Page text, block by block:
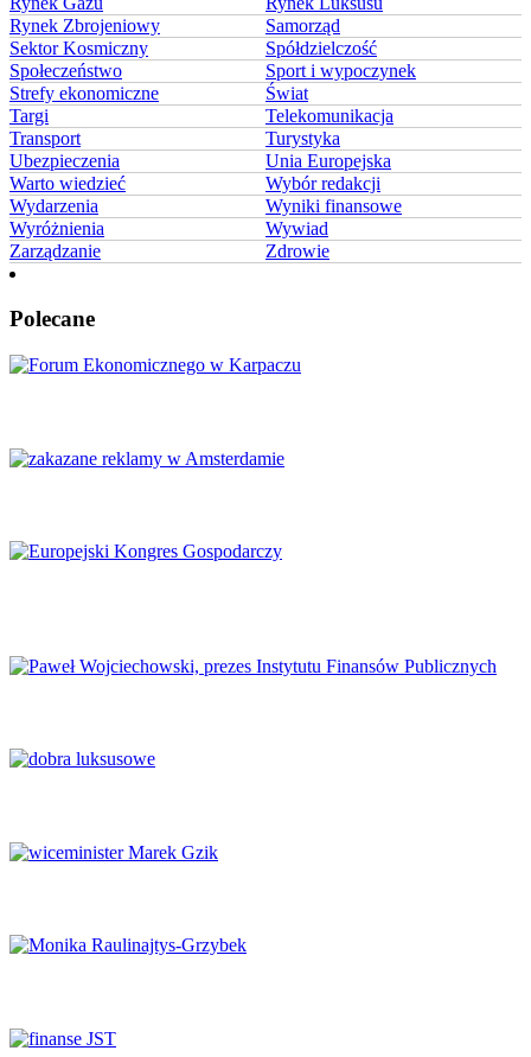
Rynek Zbrojeniowy
Samorząd
Sektor Kosmiczny
Spółdzielczość
Społeczeństwo
Sport i wypoczynek
Strefy ekonomiczne
Świat
Targi
Telekomunikacja
Transport
Turystyka
Ubezpieczenia
Unia Europejska
Warto wiedzieć
Wybór redakcji
Wydarzenia
Wyniki finansowe
Wyróżnienia
Wywiad
Zarządzanie
Zdrowie
Polecane